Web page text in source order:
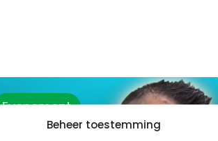
Beheer toestemming
Evenement